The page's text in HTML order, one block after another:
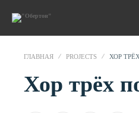
ГЛАВНАЯ PROJECTS ХОР
Хор трёх